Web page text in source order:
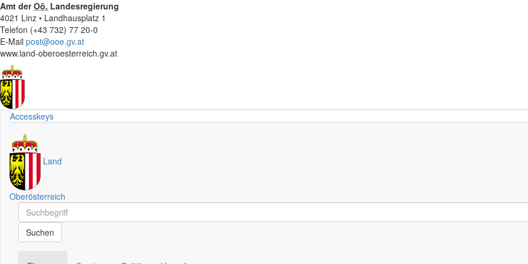
Amt derOö. Landesregierung
4021 Linz • Landhausplatz 1
Telefon (+43 732) 77 20-0
E-Mail post@ooe.gv.at
www.land-oberoesterreich.gv.at
Accesskeys
Land
Oberösterreich
Schnellsuche
Schnellsuche
Suchen